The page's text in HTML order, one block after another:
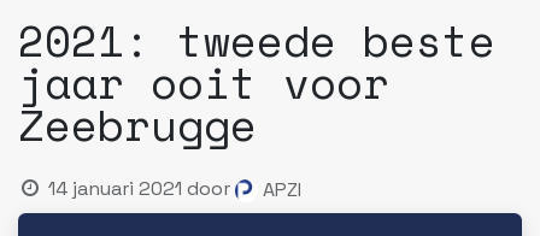
2021: tweede beste
jaar ooit voor
Zeebrugge
14 januari 2021 door APZI